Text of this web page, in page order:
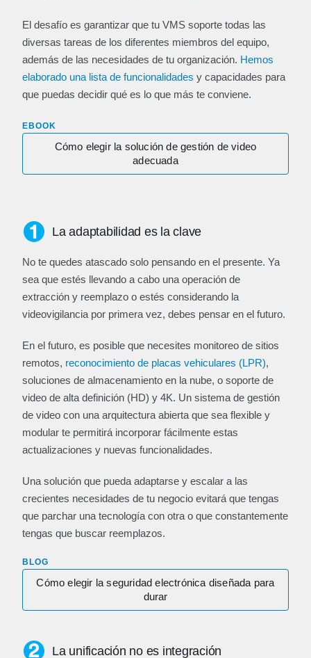
El desafío es garantizar que tu VMS soporte todas las
diversas tareas de los diferentes miembros del equipo,
además de las necesidades de tu organización. Hemos
elaborado una lista de funcionalidades y capacidades para
que puedas decidir qué es lo que más te conviene.
EBOOK
Cómo elegir la solución de gestión de video
adecuada
La adaptabilidad es la clave
No te quedes atascado solo pensando en el presente. Ya
sea que estés llevando a cabo una operación de
extracción y reemplazo o estés considerando la
videovigilancia por primera vez, debes pensar en el futuro.
En el futuro, es posible que necesites monitoreo de sitios
remotos, reconocimiento de placas vehiculares (LPR),
soluciones de almacenamiento en la nube, o soporte de
video de alta definición (HD) y 4K. Un sistema de gestión
de video con una arquitectura abierta que sea flexible y
modular te permitirá incorporar fácilmente estas
actualizaciones y nuevas funcionalidades.
Una solución que pueda adaptarse y escalar a las
crecientes necesidades de tu negocio evitará que tengas
que parchar una tecnología con otra o que constantemente
tengas que buscar reemplazos.
BLOG
Cómo elegir la seguridad electrónica diseñada para
durar
La unificación no es integración